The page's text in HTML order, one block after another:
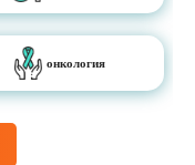
онкология